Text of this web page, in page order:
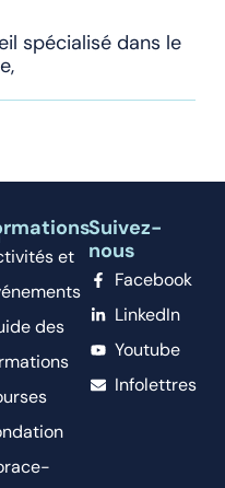
spécialisé dans le
et
des
Suivez-
nous
Facebook
LinkedIn
Youtube
Infolettres